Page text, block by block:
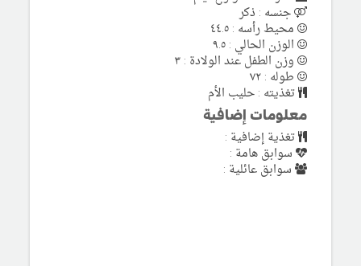
جنسه : ذكر
محيط رأسه : ٤٤.٥
الوزن الحالي : ٩.٥
وزن الطفل عند الولادة : ٣
طوله : ٧٢
تغذيته : حليب الأم
معلومات إضافية
تغذية إضافية :
سوابق هامة :
سوابق عائلية :